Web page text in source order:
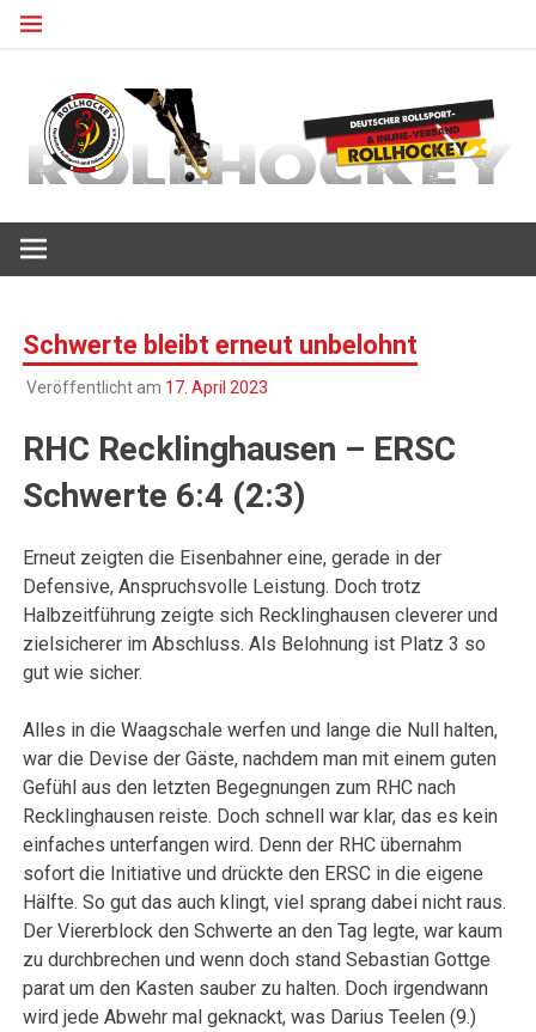
Zum
Schwerte bleibt erneut unbelohnt
Veröffentlicht am 17. April 2023
RHC Recklinghausen – ERSC
Schwerte 6:4 (2:3)
Erneut zeigten die Eisenbahner eine, gerade in der
Defensive, Anspruchsvolle Leistung. Doch trotz
Halbzeitführung zeigte sich Recklinghausen cleverer und
zielsicherer im Abschluss. Als Belohnung ist Platz 3 so
gut wie sicher.
Alles in die Waagschale werfen und lange die Null halten,
war die Devise der Gäste, nachdem man mit einem guten
Gefühl aus den letzten Begegnungen zum RHC nach
Recklinghausen reiste. Doch schnell war klar, das es kein
einfaches unterfangen wird. Denn der RHC übernahm
sofort die Initiative und drückte den ERSC in die eigene
Hälfte. So gut das auch klingt, viel sprang dabei nicht raus.
Der Viererblock den Schwerte an den Tag legte, war kaum
zu durchbrechen und wenn doch stand Sebastian Gottge
parat um den Kasten sauber zu halten. Doch irgendwann
wird jede Abwehr mal geknackt, was Darius Teelen (9.)